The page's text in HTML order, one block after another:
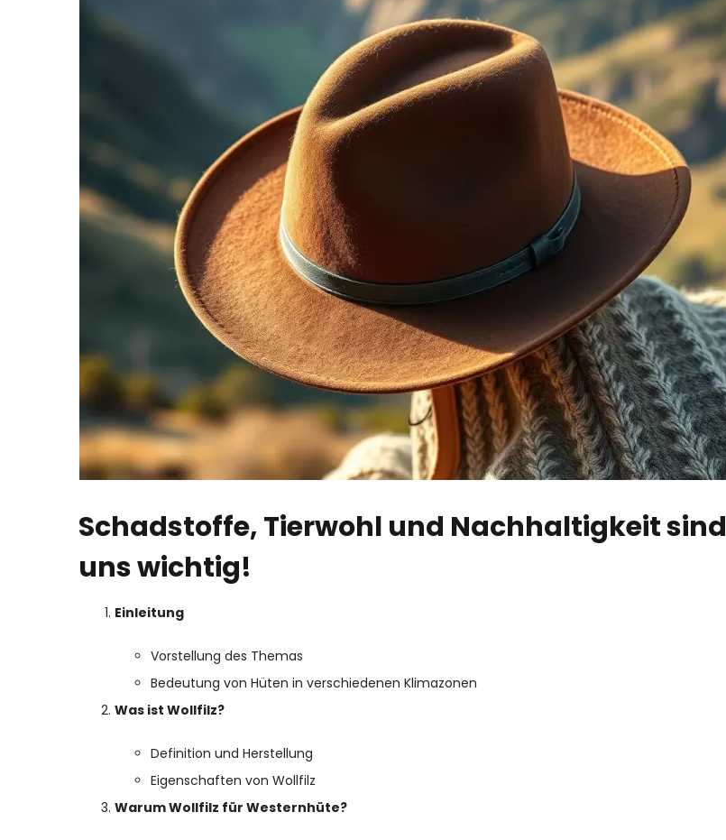
Schadstoffe, Tierwohl und Nachhaltigkeit sind
uns wichtig!
Einleitung
Vorstellung des Themas
Bedeutung von Hüten in verschiedenen Klimazonen
Was ist Wollfilz?
Definition und Herstellung
Eigenschaften von Wollfilz
Warum Wollfilz für Westernhüte?